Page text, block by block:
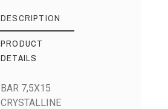
DESCRIPTION
PRODUCT
DETAILS
BAR 7,5X15
CRYSTALLINE